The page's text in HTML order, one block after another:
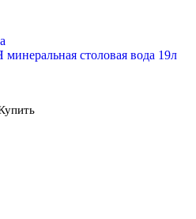
столовая вода 19л